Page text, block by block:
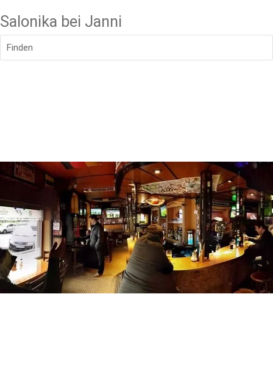
Salonika bei Janni
Finden